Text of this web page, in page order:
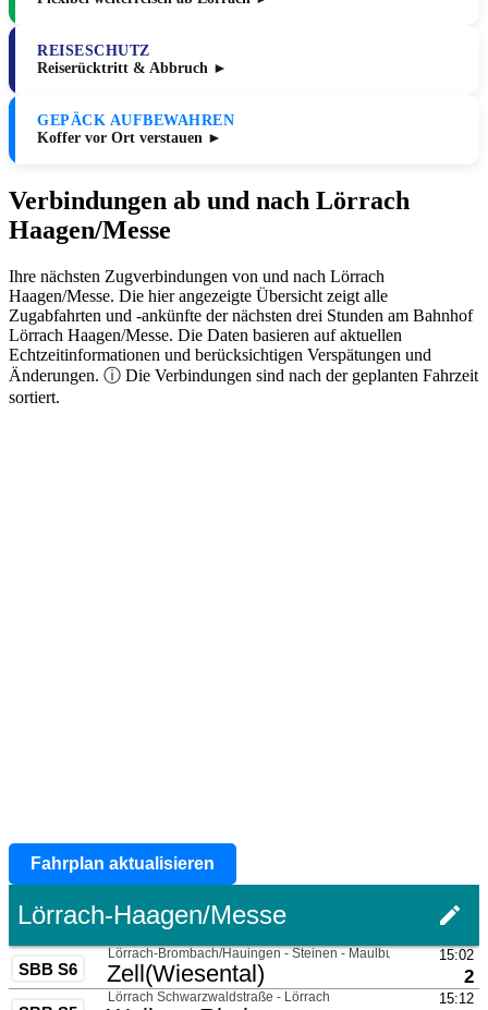
REISESCHUTZ
Reiserücktritt & Abbruch ►
GEPÄCK AUFBEWAHREN
Koffer vor Ort verstauen ►
Verbindungen ab und nach Lörrach
Haagen/Messe
Ihre nächsten Zugverbindungen von und nach Lörrach
Haagen/Messe. Die hier angezeigte Übersicht zeigt alle
Zugabfahrten und -ankünfte der nächsten drei Stunden am Bahnhof
Lörrach Haagen/Messe. Die Daten basieren auf aktuellen
Echtzeitinformationen und berücksichtigen Verspätungen und
Änderungen. ⓘ Die Verbindungen sind nach der geplanten Fahrzeit
sortiert.
Fahrplan aktualisieren